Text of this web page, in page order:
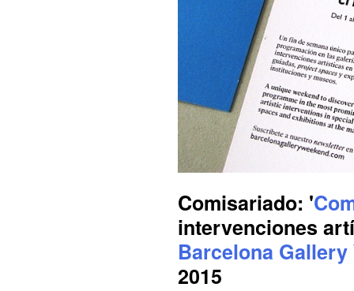
Comisariado: '
intervenciones
Barcelona Gallery
2015